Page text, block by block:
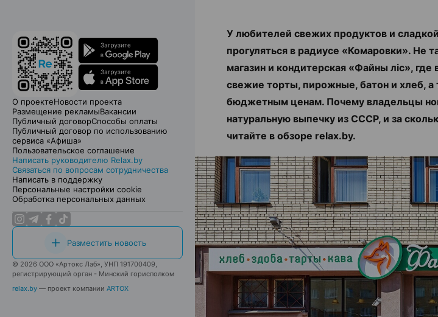
О проектеНовости проекта
Размещение рекламыВакансии
Публичный договорСпособы оплаты
Публичный договор по использованию
сервиса «Афиша»
Пользовательское соглашение
Написать руководителю Relax.by
Связаться по вопросам сотрудничества
Написать в поддержку
Персональные настройки cookie
Обработка персональных данных
Разместить новость
© 2026 ООО «Артокс Лаб», УНП 191700409,
регистрирующий орган - Минский горисполком
relax.by — проект компании ARTOX
У любителей свежих продуктов и
прогуляться в радиусе «Комаровки». Не
магазин и кондитерская «Файны ліс»,
свежие торты, пирожные, батон и хлеб, а
бюджетным ценам. Почему владельцы
натуральную выпечку из СССР, и за
читайте в обзоре relax.by.